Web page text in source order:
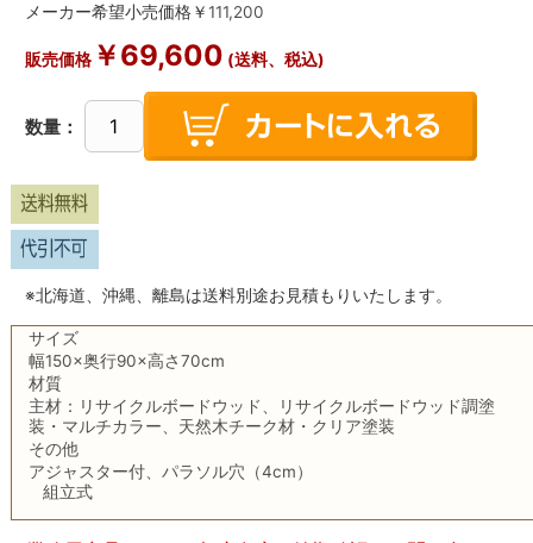
メーカー希望小売価格￥111,200
販売価格￥69,600 (送料、税込)
数量：
※北海道、沖縄、離島は送料別途お見積もりいたします。
サイズ
幅150×奥行90×高さ70cm
材質
主材：リサイクルボードウッド、リサイクルボードウッド調塗
装・マルチカラー、天然木チーク材・クリア塗装
その他
アジャスター付、パラソル穴（4cm）
組立式